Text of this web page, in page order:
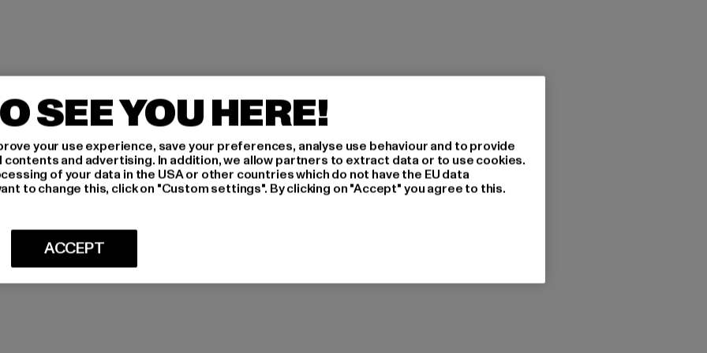
SEE YOU HERE!
your use experience, save your preferences, analyse use behaviour and to provide
and advertising. In addition, we allow partners to extract data or to use cookies.
of your data in the USA or other countries which do not have the EU data
to change this, click on "Custom settings". By clicking on "Accept" you agree to this.
ACCEPT